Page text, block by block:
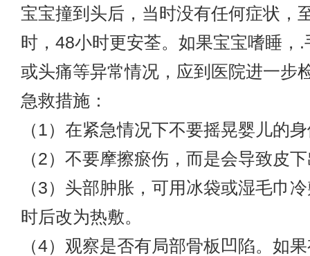
宝宝撞到头后，当时没有任何症状，
时，48小时更安荃。如果宝宝嗜睡，
或头痛等异常情况，应到医院进一步
急救措施：
（1）在紧急情况下不要摇晃婴儿的
（2）不要摩擦瘀伤，而是会导致皮
（3）头部肿胀，可用冰袋或湿毛巾
时后改为热敷。
（4）观察是否有局部骨板凹陷。如